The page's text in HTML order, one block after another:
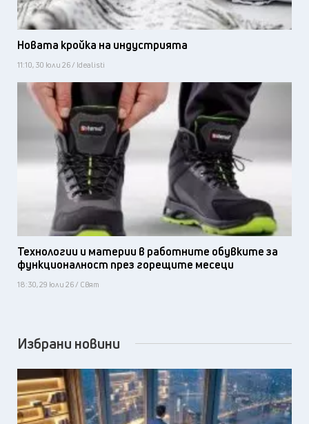
Новата кройка на индустрията
11:10, 30 юли 26 / Idealisti
Технологии и материи в работните обувките за
функционалност през горещите месеци
18:30, 29 юли 26 / Свят
Избрани новини